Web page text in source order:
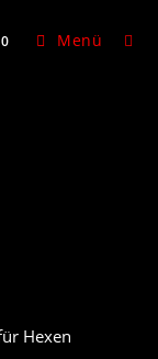
0 Menü